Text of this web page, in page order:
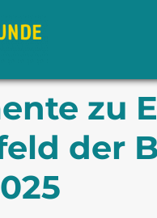
Moosburg
zu
der